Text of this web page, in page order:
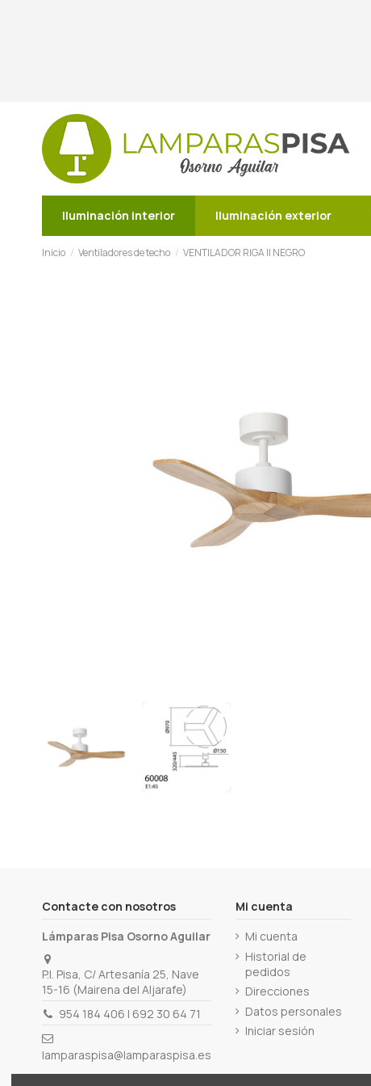
Iluminación interior Iluminación exterior
Inicio Ventiladores de techo VENTILADOR RIGA II NEGRO
Contacte con nosotros
Lámparas Pisa Osorno Aguilar
P.I. Pisa, C/ Artesanía 25, Nave
15-16 (Mairena del Aljarafe)
954 184 406 | 692 30 64 71
lamparaspisa@lamparaspisa.es
Mi cuenta
Mi cuenta
Historial de
pedidos
Direcciones
Datos personales
Iniciar sesión